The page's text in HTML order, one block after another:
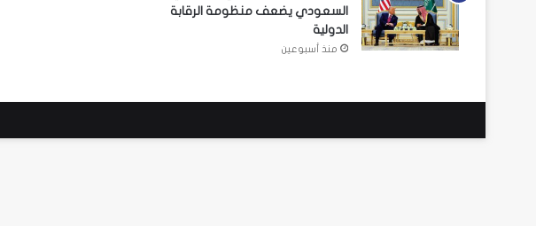
السعودي يضعف منظومة الرقابة
الدولية
منذ أسبوعين